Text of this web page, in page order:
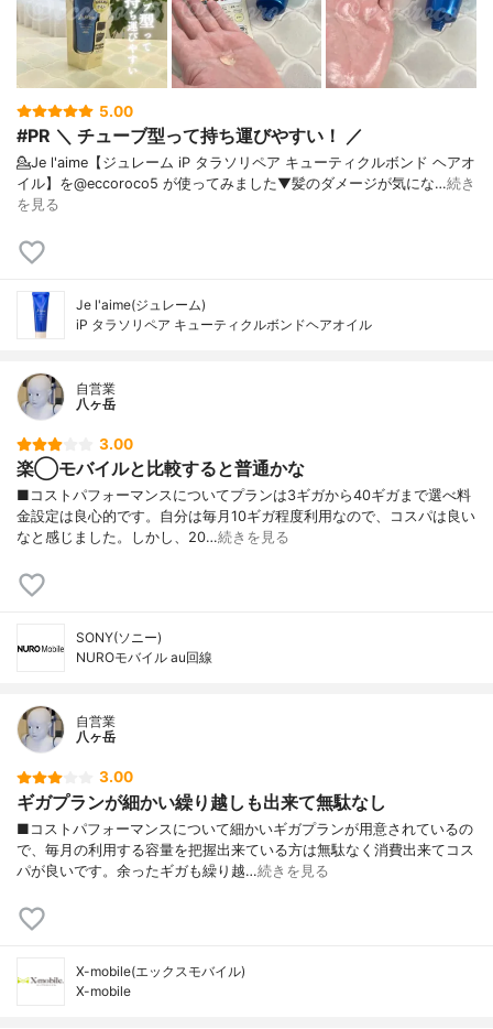
5.00
#PR ＼ チューブ型って持ち運びやすい！ ／
💁Je l'aime【ジュレーム iP タラソリペア キューティクルボンド ヘアオ
イル】を@eccoroco5 が使ってみました⁡⁡⁡⁡▼⁡髪のダメージが気にな…続き
を見る
Je l'aime(ジュレーム)
iP タラソリペア キューティクルボンドヘアオイル
自営業
八ヶ岳
3.00
楽◯モバイルと比較すると普通かな
■コストパフォーマンスについてプランは3ギガから40ギガまで選べ料
金設定は良心的です。自分は毎月10ギガ程度利用なので、コスパは良い
なと感じました。しかし、20…続きを見る
SONY(ソニー)
NUROモバイル au回線
自営業
八ヶ岳
3.00
ギガプランが細かい繰り越しも出来て無駄なし
■コストパフォーマンスについて細かいギガプランが用意されているの
で、毎月の利用する容量を把握出来ている方は無駄なく消費出来てコス
パが良いです。余ったギガも繰り越…続きを見る
X-mobile(エックスモバイル)
X-mobile